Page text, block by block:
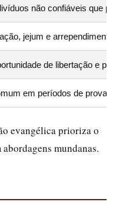
não confiáveis que
jejum e arrependimento
de libertação e
em períodos de
evangélica prioriza o
mundanas.